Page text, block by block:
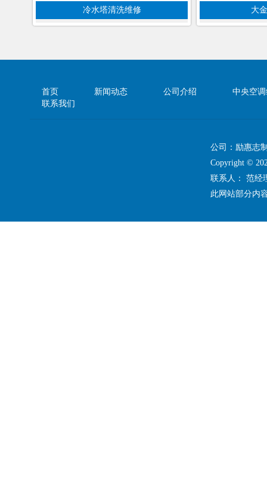
冷水塔清洗维修 大
首页 新闻动态 公司介绍
中央空
联系我们
公司：励惠志
Copyright ©
联系人： 范
此网站部分内